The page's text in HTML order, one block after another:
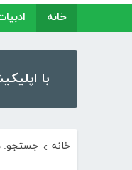
خانه
با اپلیکیشن کتابراه، بیش از
خانه › جستجو: